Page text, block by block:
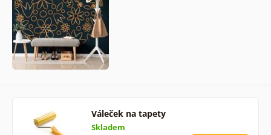
Váleček na tapety
Skladem